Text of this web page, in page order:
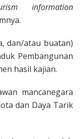
information
dan/atau buatan)
Pembangunan
hasil kajian.
mancanegara
dan Daya Tarik